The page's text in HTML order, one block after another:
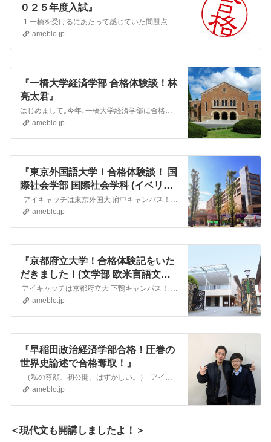
０２５年度入試』
1 一橋を受けるにあたって感じていた問題点 商学部志望なのに圧倒的数弱(一橋模試で最高1完1半/5問、共テ模試の数1Aは常に6割以下)だった。なので世界…
ameblo.jp
『一橋大学経済学部 合格体験談！林
亮太君』
はじめまして｡今年､一橋大学経済学部に合格した、林です。 今回、 合格体験記を書くにあたり、一橋大学の世界史の論述問題への取り組みについて語っていきたいと思い…
ameblo.jp
『東京外国語大学！合格体験談！ 国
際社会学部 国際社会学科 (イベリア/
ラテンアメリカ)』
アイキャッチは東京外国大 府中キャンパス！ 「個人的文化祭楽しそうだなぁランク」堂々一位。 1年次に、それぞれの研究地域に関連する飲食店を、2年次には演劇…
ameblo.jp
『京都府立大学！合格体験記をいた
だきました！(文学部 欧米言語文化
学科)』
アイキャッチは京都府立大 下鴨キャンパス！ 綺麗ですね～。 京都～さいたま間のZOOM授業！！ まずは、京都府城陽市の明秀館さんの紹介を。 進学塾 明…
ameblo.jp
『早稲田政治経済学部合格！圧巻の
世界史論述で合格奪取！』
（私の尊顔、初公開。はずかしい。） アイキャッチは、カジヤ大司教とモリヤマ君。 高校3年間、 英語、国語、世界史3教科 マンツーマンで頑張りました。…
ameblo.jp
＜現代文も開講しましたよ！＞